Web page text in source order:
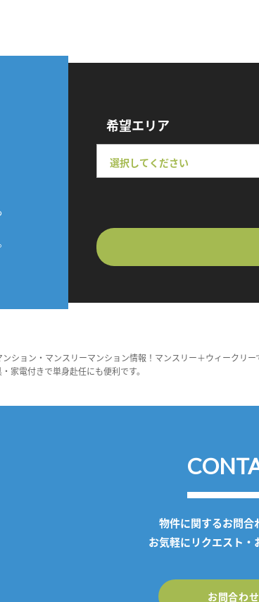
希望エリア
ション・マンスリーマンション情報！マンスリー＋ウィークリ
家電付きで単身赴任にも便利です。
物件に関するお問合
お気軽にリクエスト・
お問合わ